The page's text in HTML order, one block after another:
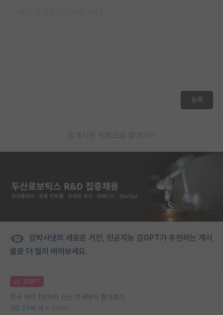
등록
게시판 목록으로 돌아가기
김박사넷의 새로운 거인, 인공지능 김GPT가 추천하는 게시
물로 더 멀리 바라보세요.
김GPT
미국 박사 1년차가 쓰는 미국박사 합격후기
33 14 59891